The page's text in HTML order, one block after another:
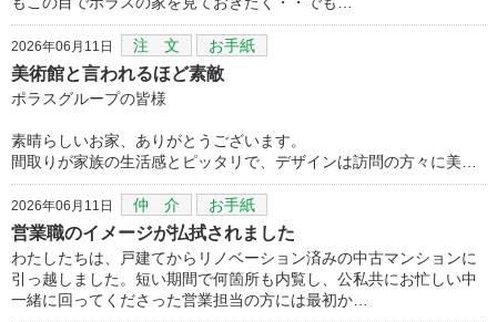
2026年06月11日 注 文 お手紙
美術館と言われるほど素敵
ポラスグループの皆様
素晴らしいお家、ありがとうございます。
間取りが家族の生活感とピッタリで、デザインは訪問の方々に美…
2026年06月11日 仲 介 お手紙
営業職のイメージが払拭されました
わたしたちは、戸建てからリノベーション済みの中古マンションに
引っ越しました。短い期間で何箇所も内覧し、公私共にお忙しい中
一緒に回ってくださった営業担当の方には最初か…